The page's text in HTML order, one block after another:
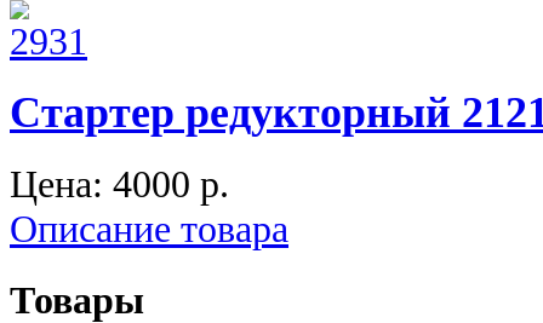
Стартер редукторный
Цена: 4000 p.
Описание товара
Товары